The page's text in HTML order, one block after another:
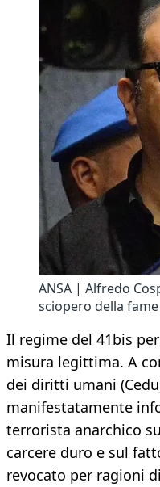
ANSA | Alfredo
sciopero della fame
Il regime del 41bis
misura legittima. A
dei diritti umani
manifestatamente
terrorista anarchico
carcere duro e sul
revocato per ragioni